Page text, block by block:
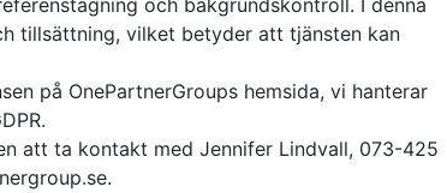
och bakgrundskontroll. I denna
tillsättning, vilket betyder att tjänsten kan
på OnePartnerGroups hemsida, vi hanterar
att ta kontakt med Jennifer Lindvall, 073-425